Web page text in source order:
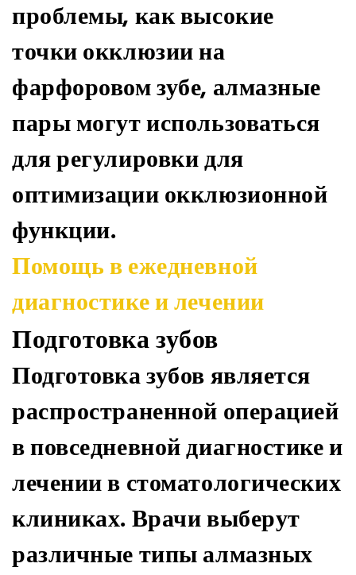
проблемы, как высокие
точки окклюзии на
фарфоровом зубе, алмазные
пары могут использоваться
для регулировки для
оптимизации окклюзионной
функции.
Помощь в ежедневной
диагностике и лечении
Подготовка зубов
Подготовка зубов является
распространенной операцией
в повседневной диагностике и
лечении в стоматологических
клиниках. Врачи выберут
различные типы алмазных